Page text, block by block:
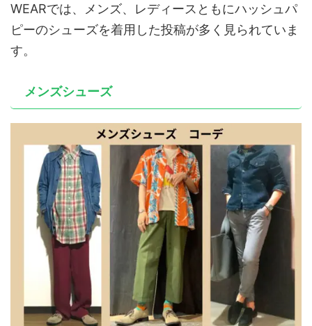
WEARでは、メンズ、レディースともにハッシュパ
ピーのシューズを着用した投稿が多く見られていま
す。
メンズシューズ